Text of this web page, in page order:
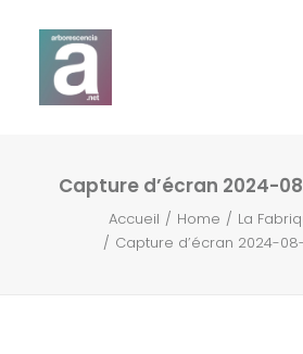
Expertises
Webdesign
Capture d’écran 2024-
Accueil Home
La
Capture d’écran 2024-08-